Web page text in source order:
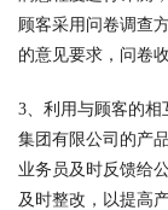
顾客采用问卷调查
的意见要求，问卷
3、利用与顾客的
集团有限公司的产
业务员及时反馈给
及时整改，以提高